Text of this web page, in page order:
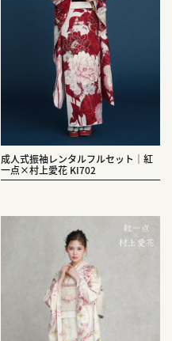
成人式振袖レンタルフルセット｜紅
一点×村上愛花 KI702